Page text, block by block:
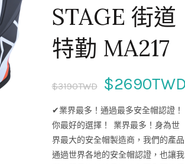
STAGE 街道
特勤 MA217
$3190TWD $2690TWD
✔業界最多！通過最多安全帽認證！
你最好的選擇！ 業界最多！身為世
界最大的安全帽製造商，我們的產品
通過世界各地的安全帽認證，也讓我